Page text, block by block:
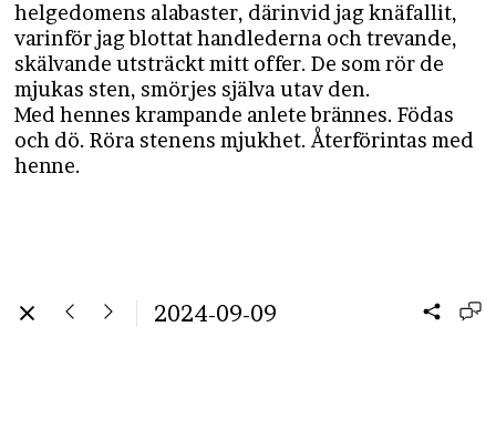
helgedomens alabaster, därinvid jag knäfallit,
varinför jag blottat handlederna och trevande,
skälvande utsträckt mitt offer. De som rör de
mjukas sten, smörjes själva utav den.
Med hennes krampande anlete brännes. Födas
och dö. Röra stenens mjukhet. Återförintas med
henne.
2024-09-09